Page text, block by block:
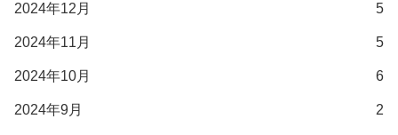
2024年12月 5
2024年11月 5
2024年10月 6
2024年9月 2